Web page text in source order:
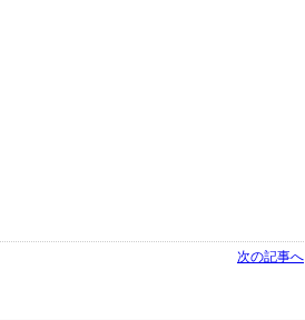
次の記事へ